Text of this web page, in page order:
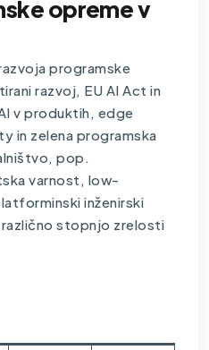
opreme v
programske
razvoj, EU AI Act in
v produktih, edge
in zelena programska
pop.
varnost, low-
inženirski
stopnjo zrelosti